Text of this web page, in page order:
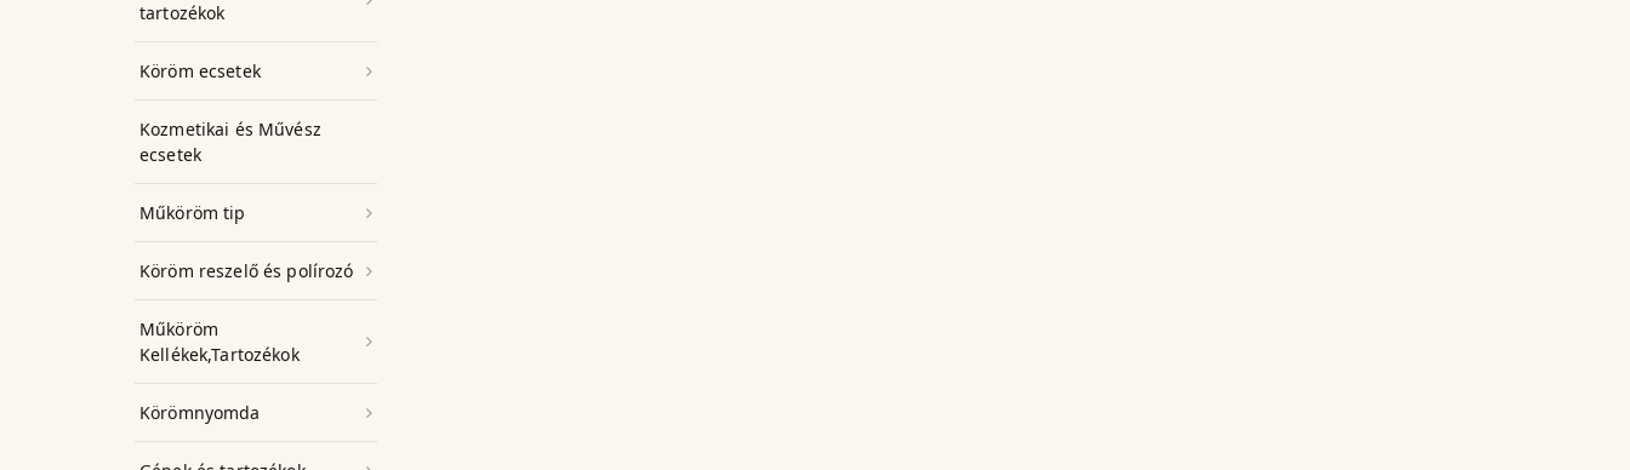
tartozékok
Köröm ecsetek
Kozmetikai és Művész
ecsetek
Műköröm tip
Köröm reszelő és polírozó
Műköröm
Kellékek,Tartozékok
Körömnyomda